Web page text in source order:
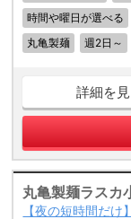
時間や曜日が選べる
丸亀製麺
週2日～
詳細を
丸亀製麺ラスカ
【夜の短時間だ